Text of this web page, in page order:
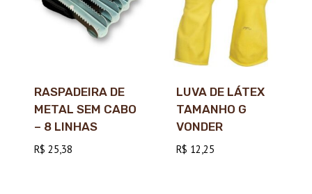
RASPADEIRA DE
METAL SEM CABO
– 8 LINHAS
R$ 25,38
LUVA DE LÁTEX
TAMANHO G
VONDER
R$ 12,25